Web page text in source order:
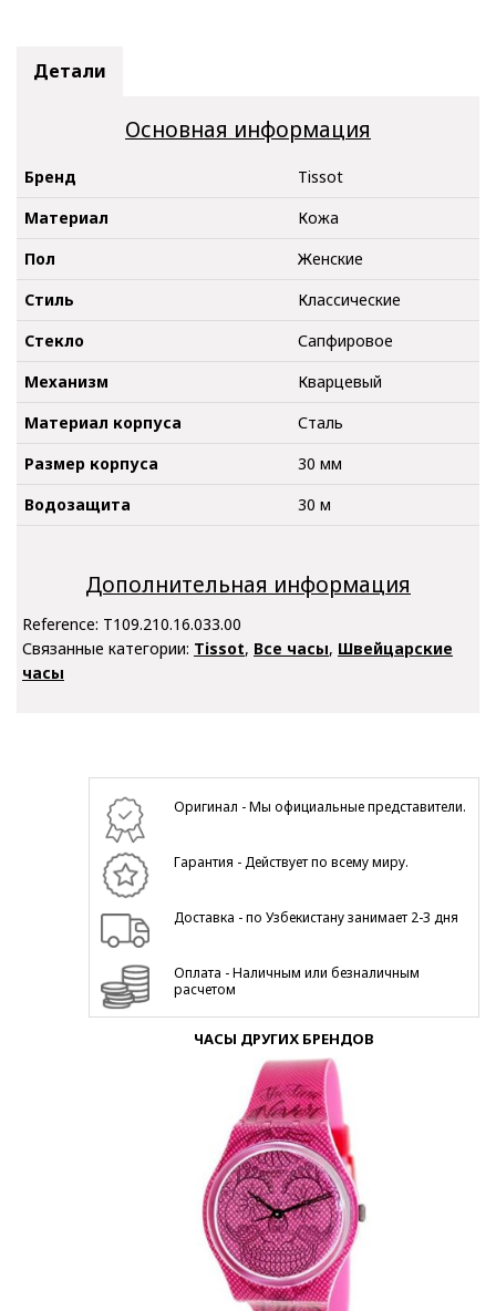
Детали
Основная информация
Бренд
Tissot
Материал
Кожа
Пол
Женские
Стиль
Классические
Стекло
Сапфировое
Механизм
Кварцевый
Материал корпуса
Сталь
Размер корпуса
30 мм
Водозащита
30 м
Дополнительная информация
Reference: T109.210.16.033.00
Связанные категории: Tissot, Все часы, Швейцарские
часы
Оригинал - Мы официальные представители.
Гарантия - Действует по всему миру.
Доставка - по Узбекистану занимает 2-3 дня
Оплата - Наличным или безналичным
расчетом
ЧАСЫ ДРУГИХ БРЕНДОВ